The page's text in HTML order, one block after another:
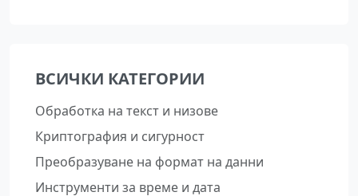
ВСИЧКИ КАТЕГОРИИ
Обработка на текст и низове
Криптография и сигурност
Преобразуване на формат на данни
Инструменти за време и дата